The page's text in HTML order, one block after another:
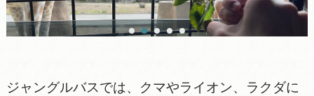
ジャングルバスでは、クマやライオン、ラクダに